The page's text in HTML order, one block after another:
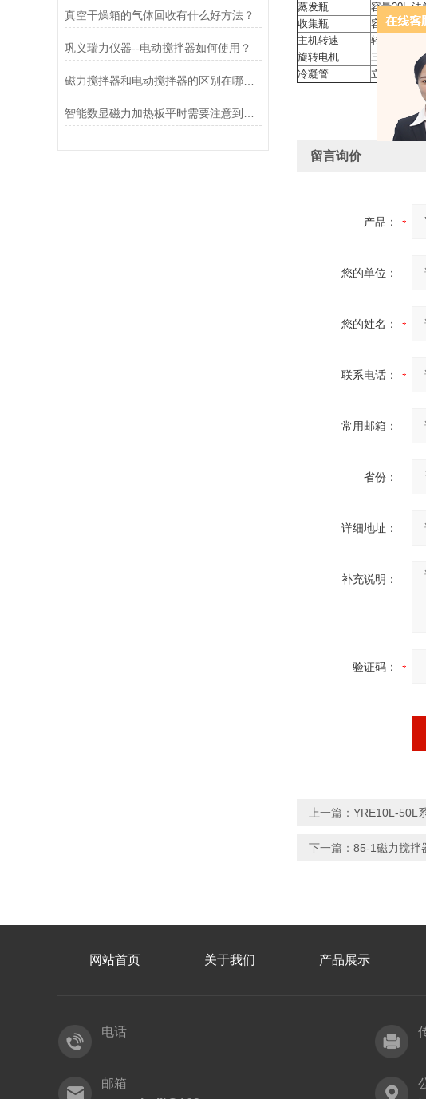
真空干燥箱的气体回收有什么好方法？
巩义瑞力仪器--电动搅拌器如何使用？
磁力搅拌器和电动搅拌器的区别在哪里？
蒸发瓶
容量20L 法
收集瓶
容量10L（
主机转速
转速数字显
旋转电机
三相交流/
冷凝管
立式，高
留言询价
产品：
您的单位：
您的姓名：
联系电话：
常用邮箱：
省份：
详细地址：
补充说明：
验证码：
上一篇： YRE10L-50L
下一篇： 85-1磁力搅拌
网站首页 关于我们 产品展示
电话
邮箱